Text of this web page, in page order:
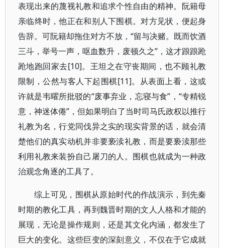
表现出来的蔑视礼教和追求个性自由的精神。阮籍母
亲临终时，他正在和别人下围棋。对方见状，便起身
告辞。可阮籍却拖住对方不放，“留与决赌。既而饮酒
三斗，举号一声，呕血数升，废顿久之”，这才踉踉跄
跄地跑回家去[10]。王坦之在守丧期间，也不顾礼教
限制，公然与客人下起围棋[11]。从表面上看，这或
许就是韦曜所批驳的“废事弃业，忘寝与食”，“专精锐
意，神迷体倦”，但如果明白了当时司马氏政权以推行
礼教为名，行党同伐异之实的现实背景的话，就会清
楚他们的真实动机并非要亵渎礼教，而是要亵渎那些
利用礼教来装扮自己屠刀的人。围棋也就成为一种政
治观念角逐的工具了。
综上可见，围棋从原始时代的作战演示，到先秦
时期的教化工具，再到魏晋时期的文人人格和才能的
展现，无论是操作规则，还是其文化内涵，都发生了
巨大的变化。这些巨变的深刻意义，不仅在于它成就